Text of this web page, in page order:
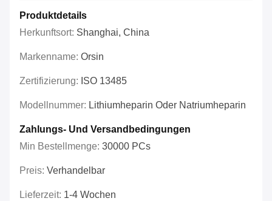
Produktdetails
Herkunftsort: Shanghai, China
Markenname: Orsin
Zertifizierung: ISO 13485
Modellnummer: Lithiumheparin Oder Natriumheparin
Zahlungs- Und Versandbedingungen
Min Bestellmenge: 30000 PCs
Preis: Verhandelbar
Lieferzeit: 1-4 Wochen